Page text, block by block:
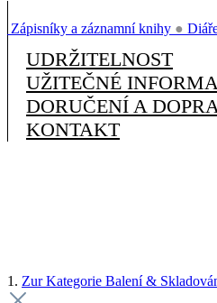
Zápisníky a záznamní knihy ●
UDRŽITELNOST
UŽITEČNÉ
DORUČENÍ A
KONTAKT
1. Zur Kategorie Balení &